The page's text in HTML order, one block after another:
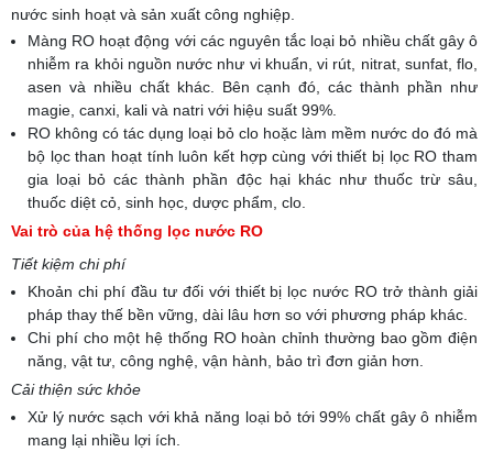
nước sinh hoạt và sản xuất công nghiệp.
Màng RO hoạt động với các nguyên tắc loại bỏ nhiều chất gây ô
nhiễm ra khỏi nguồn nước như vi khuẩn, vi rút, nitrat, sunfat, flo,
asen và nhiều chất khác. Bên cạnh đó, các thành phần như
magie, canxi, kali và natri với hiệu suất 99%.
RO không có tác dụng loại bỏ clo hoặc làm mềm nước do đó mà
bộ lọc than hoạt tính luôn kết hợp cùng với thiết bị lọc RO tham
gia loại bỏ các thành phần độc hại khác như thuốc trừ sâu,
thuốc diệt cỏ, sinh học, dược phẩm, clo.
Vai trò của hệ thống lọc nước RO
Tiết kiệm chi phí
Khoản chi phí đầu tư đối với thiết bị lọc nước RO trở thành giải
pháp thay thế bền vững, dài lâu hơn so với phương pháp khác.
Chi phí cho một hệ thống RO hoàn chỉnh thường bao gồm điện
năng, vật tư, công nghệ, vận hành, bảo trì đơn giản hơn.
Cải thiện sức khỏe
Xử lý nước sạch với khả năng loại bỏ tới 99% chất gây ô nhiễm
mang lại nhiều lợi ích.